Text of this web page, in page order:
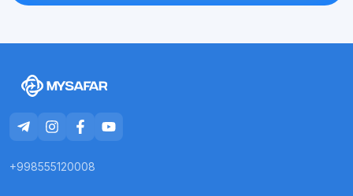
+998555120008